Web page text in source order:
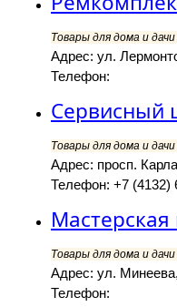
Товары для дома и
Адрес: ул.
Телефон:
Сервисный
Товары для дома и
Адрес: просп.
Телефон: +7 (4132)
Товары для дома и
Адрес: ул.
Телефон: